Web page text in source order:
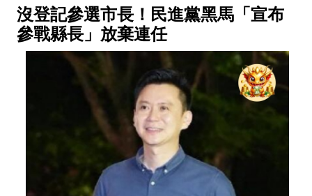
沒登記參選市長！民進黨黑馬「宣布
參戰縣長」放棄連任